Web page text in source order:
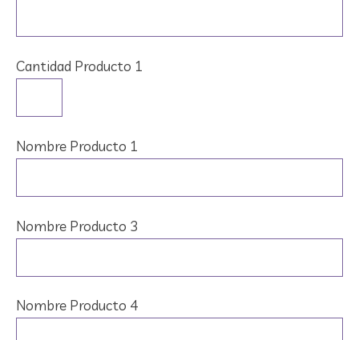
Cantidad Producto 1
Nombre Producto 1
Nombre Producto 3
Nombre Producto 4